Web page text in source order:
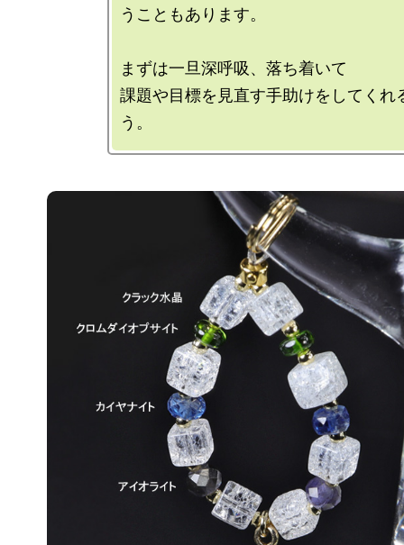
うこともあります。
まずは一旦深呼吸、落ち着いて
課題や目標を見直す手助けをしてくれ